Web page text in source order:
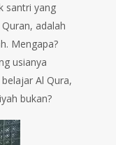
santri yang
adalah
Mengapa?
usianya
Al Qura,
bukan?